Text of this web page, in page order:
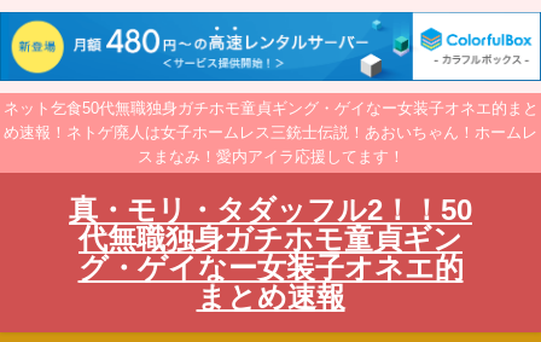
ネット乞食50代無職独身ガチホモ童貞ギング・ゲイなー女装子オネエ的まと
め速報！ネトゲ廃人は女子ホームレス三銃士伝説！あおいちゃん！ホームレ
スまなみ！愛内アイラ応援してます！
真・モリ・タダッフル2！！50
代無職独身ガチホモ童貞ギン
グ・ゲイなー女装子オネエ的
まとめ速報